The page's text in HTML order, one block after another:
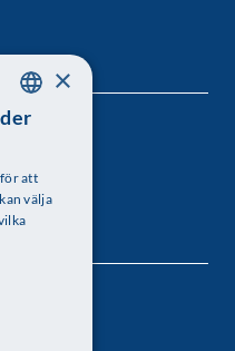
4A
SWEDISH
×
att
välja